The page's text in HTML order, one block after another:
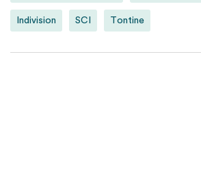
Indivision SCI Tontine